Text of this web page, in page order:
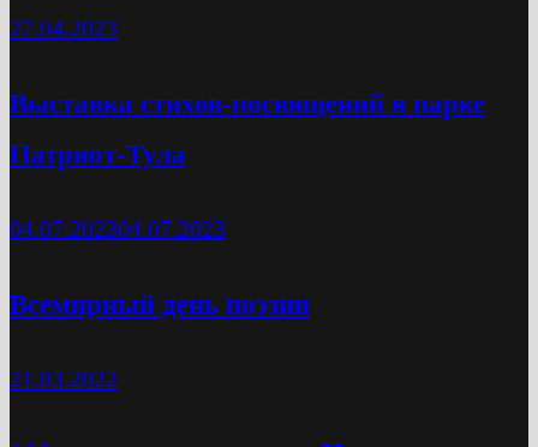
27.04.2023
Выставка стихов-посвящений в парке
Патриот-Тула
04.07.202304.07.2023
Всемирный день поэзии
21.03.2022